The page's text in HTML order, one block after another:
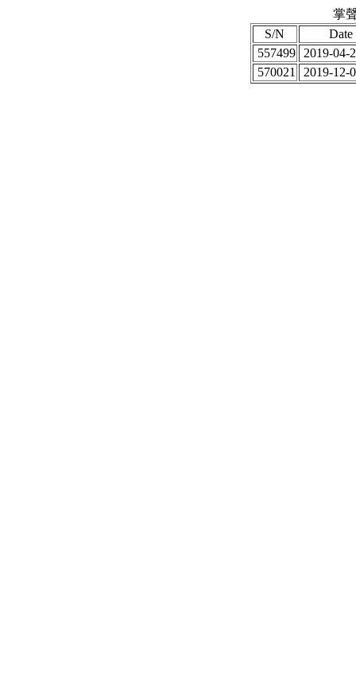
掌
S/N
Date
557499
2019-04-
570021
2019-12-